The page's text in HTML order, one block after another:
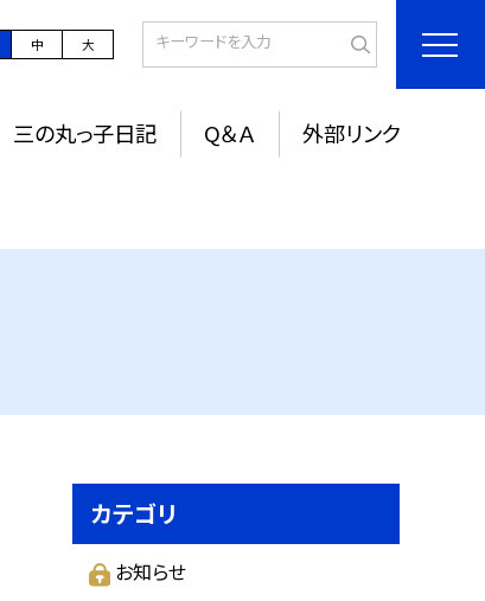
中 大
三の丸っ子日記 Q＆Ａ 外部リンク
カテゴリ
お知らせ